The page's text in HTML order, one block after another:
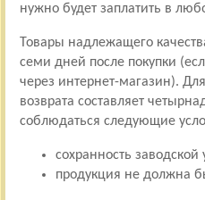
нужно будет заплатить в
Товары надлежащего
семи дней после покупки
через интернет-магазин).
возврата составляет
соблюдаться следующие
сохранность
продукция не должна